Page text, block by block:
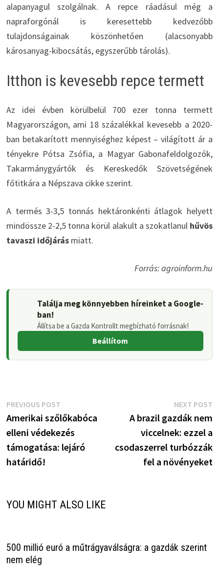
alapanyagul szolgálnak. A repce ráadásul még a
napraforgónál is keresettebb kedvezőbb
tulajdonságainak köszönhetően (alacsonyabb
károsanyag-kibocsátás, egyszerűbb tárolás).
Itthon is kevesebb repce termett
Az idei évben körülbelül 700 ezer tonna termett
Magyarországon, ami 18 százalékkal kevesebb a 2020-
ban betakarított mennyiséghez képest – világított ár a
tényekre Pótsa Zsófia, a Magyar Gabonafeldolgozók,
Takarmánygyártók és Kereskedők Szövetségének
főtitkára a Népszava cikke szerint.
A termés 3-3,5 tonnás hektáronkénti átlagok helyett
mindössze 2-2,5 tonna körül alakult a szokatlanul hűvös
tavaszi időjárásmiatt.
Forrás: agroinform.hu
Találja meg könnyebben híreinket a Google-
ban!
Állítsa be a Gazda Kontrollt megbízható forrásnak!
Beállítom
Bejegyzés
navigáció
PREVIOUS POSTPrevious
post:
Amerikai szőlőkabóca
elleni védekezés
támogatása: lejáró
határidő!
NEXT POST
A brazil gazdák nem
viccelnek: ezzel a
csodaszerrel turbózzák
fel a növényeket
YOU MIGHT ALSO LIKE
500 millió euró a műtrágyaválságra: a gazdák szerint
nem elég